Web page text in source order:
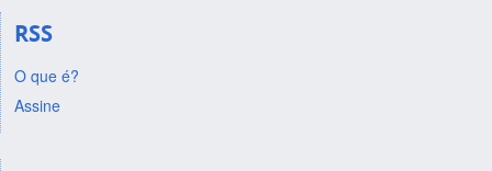
RSS
O que é?
Assine